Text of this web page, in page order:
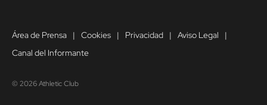
Área de Prensa Cookies Privacidad
Aviso Legal
Canal del Informante
© 2026 Athletic Club